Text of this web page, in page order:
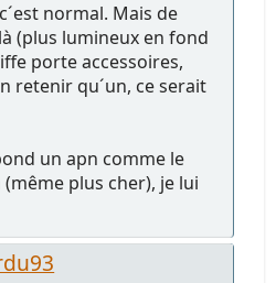
normal. Mais de
(plus lumineux en fond
porte accessoires,
retenir qu´un, ce serait
un apn comme le
(même plus cher), je lui